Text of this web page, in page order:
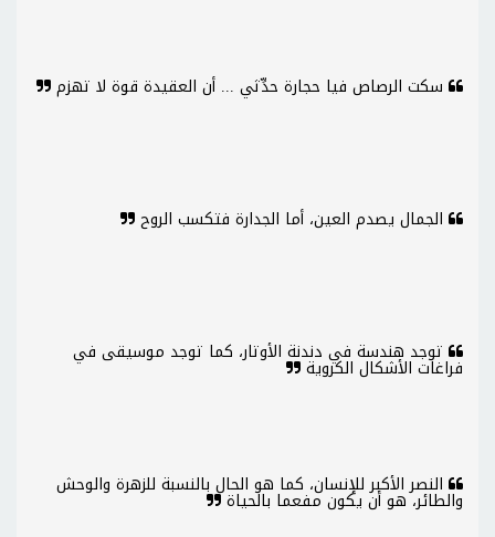
سكت الرصاص فيا حجارة حدِّثي ... أن العقيدة قوة لا تهزم
الجمال يصدم العين، أما الجدارة فتكسب الروح
توجد هندسة في دندنة الأوتار، كما توجد موسيقى في
فراغات الأشكال الكروية
النصر الأكبر للإنسان، كما هو الحال بالنسبة للزهرة والوحش
والطائر، هو أن يكون مفعما بالحياة